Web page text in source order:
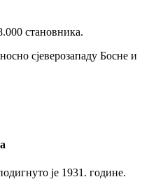
становника.
сјеверозападу Босне и
је 1931. године.